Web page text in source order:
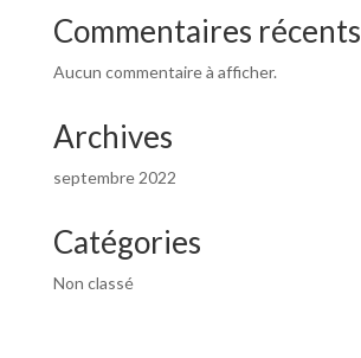
Commentaires récents
Aucun commentaire à afficher.
Archives
septembre 2022
Catégories
Non classé